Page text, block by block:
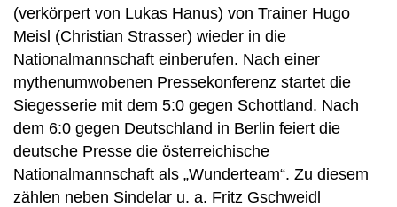
(verkörpert von Lukas Hanus) von Trainer Hugo
Meisl (Christian Strasser) wieder in die
Nationalmannschaft einberufen. Nach einer
mythenumwobenen Pressekonferenz startet die
Siegesserie mit dem 5:0 gegen Schottland. Nach
dem 6:0 gegen Deutschland in Berlin feiert die
deutsche Presse die österreichische
Nationalmannschaft als „Wunderteam“. Zu diesem
zählen neben Sindelar u. a. Fritz Gschweidl